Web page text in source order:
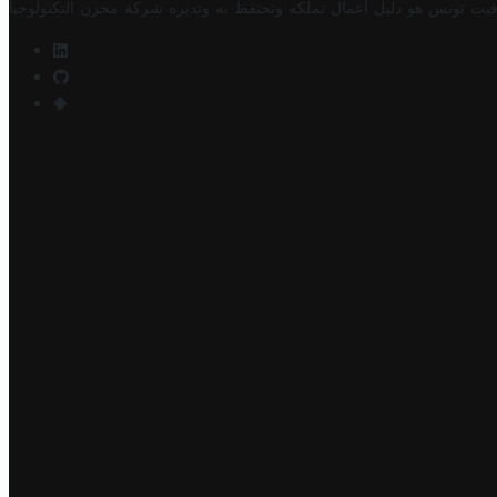
تونس هو دليل أعمال تملكه وتحتفظ به وتديره شركة مخزن التكنولوجيا